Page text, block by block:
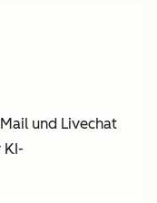
und Livechat
KI-